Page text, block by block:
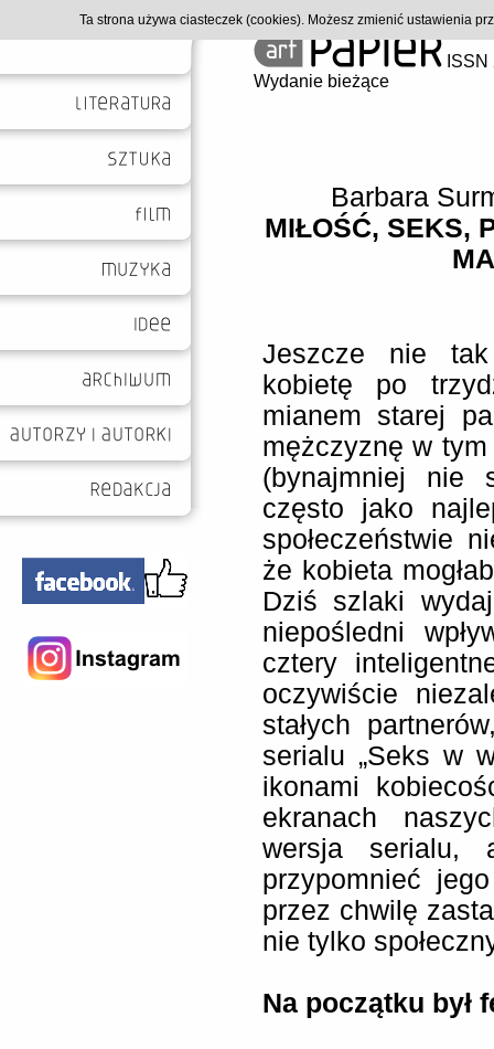
Wydanie bieżące
Barbara
MIŁOŚĆ, SEKS,
Jeszcze nie
kobietę po
mianem starej
mężczyznę w
(bynajmniej nie
często jako
społeczeństwie
że kobieta
Dziś szlaki
niepośledni
cztery
oczywiście
stałych
serialu „Seks w
ikonami
ekranach
wersja serialu,
przypomnieć
przez chwilę
nie tylko
Na początku był
Ta strona używa ciasteczek (cookies). Możesz zmienić ustawienia